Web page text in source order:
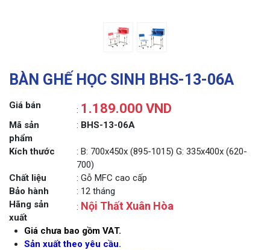
BÀN GHẾ HỌC SINH BHS-13-06A
Giá bán : 1.189.000 VND
Mã sản
phẩm
: BHS-13-06A
Kích thước
: B: 700x450x (895-1015) G: 335x400x (620-
700)
Chất liệu
: Gỗ MFC cao cấp
Bảo hành
: 12 tháng
Hãng sản
xuất
: Nội Thất Xuân Hòa
Giá chưa bao gồm VAT.
Sản xuất theo yêu cầu.